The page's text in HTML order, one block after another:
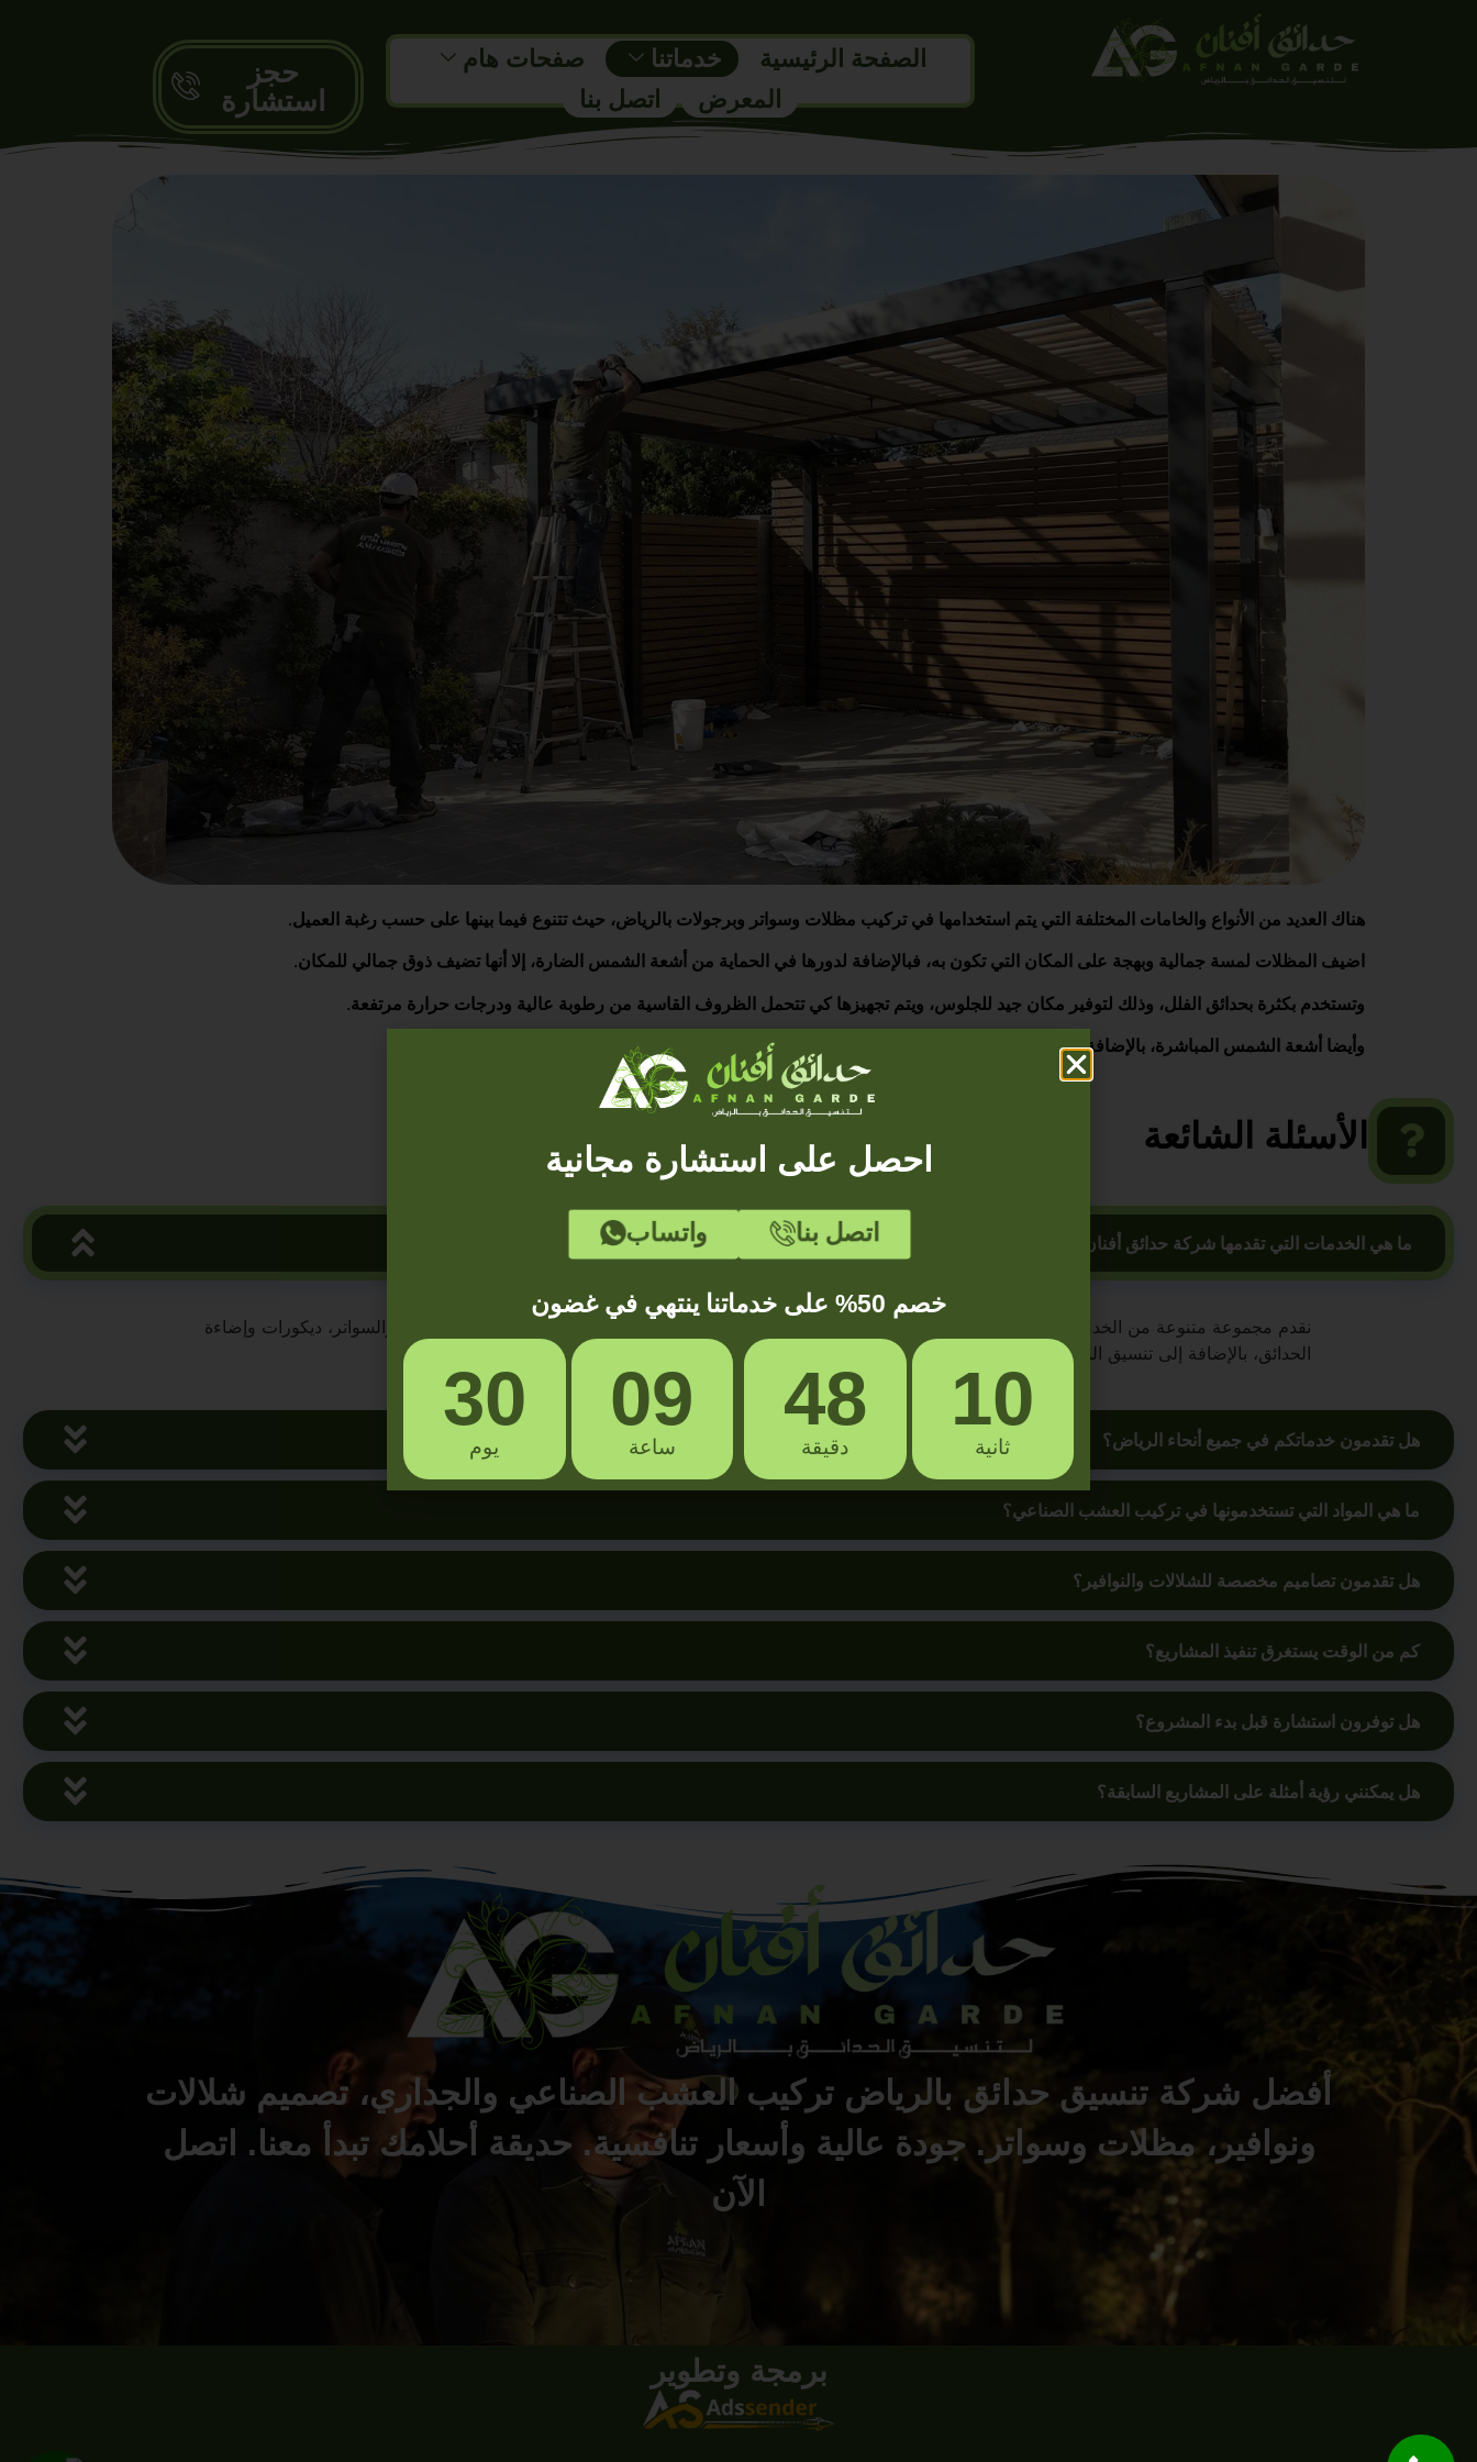
الصفحة الرئيسية خدماتنا
صفحات هام
المعرض
اتصل بنا
حجز
استشارة
هناك العديد من الأنواع والخامات المختلفة التي يتم استخدامها في تركيب مظلات وسواتر وبرجولات بالرياض، حيث تتنوع فيما بينها على حسب رغبة العميل.
اضيف المظلات لمسة جمالية وبهجة على المكان التي تكون به، فبالإضافة لدورها في الحماية من أشعة الشمس الضارة، إلا أنها تضيف ذوق جمالي للمكان.
وتستخدم بكثرة بحدائق الفلل، وذلك لتوفير مكان جيد للجلوس، ويتم تجهيزها كي تتحمل الظروف القاسية من رطوبة عالية ودرجات حرارة مرتفعة.
وأيضا أشعة الشمس المباشرة، بالإضافة لتعرضها لمياه الأمطار.
الأسئلة الشائعة
ما هي الخدمات التي تقدمها شركة حدائق أفنان؟
نقدم مجموعة متنوعة من الخدمات تشمل تركيب العشب الصناعي والجدارى، تصميم وتنفيذ الشلالات والنوافير، تركيب المظلات والسواتر، ديكورات وإضاءة
الحدائق، بالإضافة إلى تنسيق المساحات الصغيرة مثل المساحات أسفل الدرج.
هل تقدمون خدماتكم في جميع أنحاء الرياض؟
ما هي المواد التي تستخدمونها في تركيب العشب الصناعي؟
هل تقدمون تصاميم مخصصة للشلالات والنوافير؟
كم من الوقت يستغرق تنفيذ المشاريع؟
هل توفرون استشارة قبل بدء المشروع؟
هل يمكنني رؤية أمثلة على المشاريع السابقة؟
أفضل شركة تنسيق حدائق بالرياض تركيب العشب الصناعي والجداري، تصميم شلالات
ونوافير، مظلات وسواتر. جودة عالية وأسعار تنافسية. حديقة أحلامك تبدأ معنا. اتصل
الآن
برمجة وتطوير
احصل على استشارة مجانية
اتصل بنا واتساب
خصم 50% على خدماتنا ينتهي في غضون
30
يوم
09
ساعة
48
دقيقة
09
ثانية